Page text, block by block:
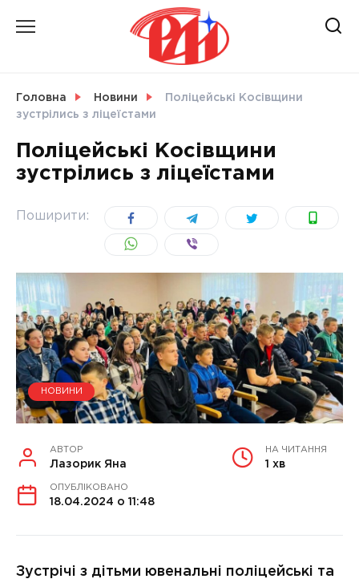
УКРАЇНА
Головна Новини
Поліцейські Косівщини
зустрілись з ліцеїстами
Поліцейські Косівщини
зустрілись з ліцеїстами
Поширити:
НОВИНИ
АВТОР
Лазорик Яна
НА ЧИТАННЯ
1 хв
ОПУБЛІКОВАНО
18.04.2024 о 11:48
Зустрічі з дітьми ювенальні поліцейські та